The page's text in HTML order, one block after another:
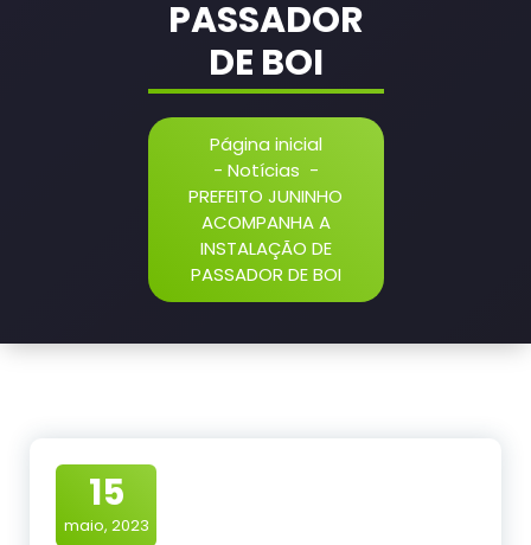
PASSADOR
DE BOI
Página inicial
- Notícias -
PREFEITO JUNINHO
ACOMPANHA A
INSTALAÇÃO DE
PASSADOR DE BOI
15
maio, 2023